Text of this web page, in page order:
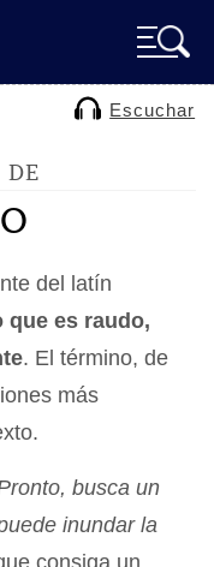
Escuchar
del latín
que es raudo,
. El término, de
más
busca un
inundar la
consiga un